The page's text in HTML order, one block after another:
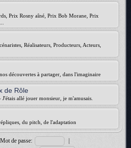
Prix Rosny aîné, Prix Bob Morane, Prix
Réalisateurs, Producteurs, Acteurs,
découvertes à partager, dans l'imaginaire
de Rôle
allé jouer monsieur, je m'amusais.
du pitch, de l'adaptation
Mot de passe:
|